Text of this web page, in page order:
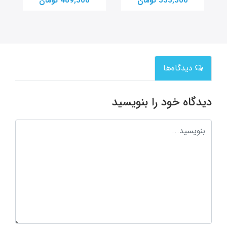
دیدگاه‌ها
دیدگاه خود را بنویسید